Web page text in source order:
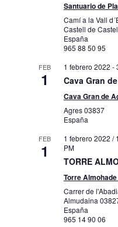
Santuario de
Camí a la Vall
Castell de
España
965 88 50 95
FEB
1
1 febrero 2022 -
Cava Gran
Cava Gran de
Agres03837
España
FEB
1
1 febrero 2022 /
PM
TORRE
Torre
Carrer de
Almudaina
España
965 14 90 06